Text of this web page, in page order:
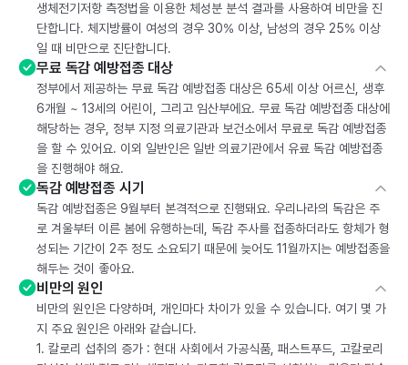
생체전기저항 측정법을 이용한 체성분 분석 결과를 사용하여 비만을 진
단합니다. 체지방률이 여성의 경우 30% 이상, 남성의 경우 25% 이상
일 때 비만으로 진단합니다.
무료 독감 예방접종 대상
정부에서 제공하는 무료 독감 예방접종 대상은 65세 이상 어르신, 생후
6개월 ~ 13세의 어린이, 그리고 임산부에요. 무료 독감 예방접종 대상에
해당하는 경우, 정부 지정 의료기관과 보건소에서 무료로 독감 예방접종
을 할 수 있어요. 이외 일반인은 일반 의료기관에서 유료 독감 예방접종
을 진행해야 해요.
독감 예방접종 시기
독감 예방접종은 9월부터 본격적으로 진행돼요. 우리나라의 독감은 주
로 겨울부터 이른 봄에 유행하는데, 독감 주사를 접종하더라도 항체가 형
성되는 기간이 2주 정도 소요되기 때문에 늦어도 11월까지는 예방접종을
해두는 것이 좋아요.
비만의 원인
비만의 원인은 다양하며, 개인마다 차이가 있을 수 있습니다. 여기 몇 가
지 주요 원인은 아래와 같습니다.
1. 칼로리 섭취의 증가 : 현대 사회에서 가공식품, 패스트푸드, 고칼로리